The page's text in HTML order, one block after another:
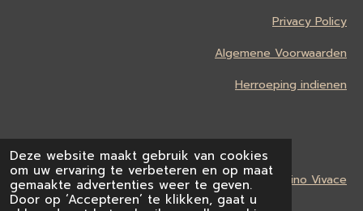
Deze website maakt gebruik van cookies
om uw ervaring te verbeteren en op maat
gemaakte advertenties weer te geven.
Door op ‘Accepteren’ te klikken, gaat u
Privacy Policy
Algemene Voorwaarden
Herroeping indienen
In cooperation with
Vino Vivace
© 2024 - 2025 Acqua di Bolgheri BE